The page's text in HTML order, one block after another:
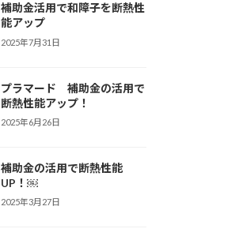
補助金活用で和障子を断熱性
能アップ
2025年7月31日
プラマード 補助金の活用で
断熱性能アップ！
2025年6月26日
補助金の活用で断熱性能
UP！￼
2025年3月27日